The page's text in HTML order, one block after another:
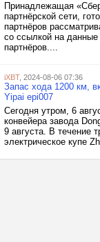
Принадлежащая
партнёрской сети,
партнёров
со ссылкой на данные
партнёров....
iXBT, 2024-08-06 07:36
Запас хода 1200 км,
Yipai epi007
Сегодня утром, 6
конвейера завода
9 августа. В течение
электрическое купе